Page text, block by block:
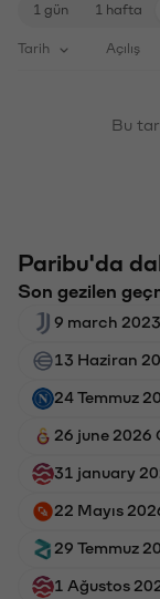
1 gün 1 hafta
Tarih Açılış
Bu
Paribu'da
Son gezilen
9 march
13 Haziran
24 Temmuz
26 june 2026
31 january
22 Mayıs
29 Temmuz
1 Ağustos